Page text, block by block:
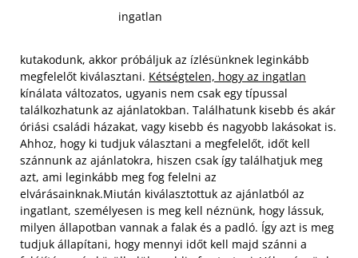
ingatlan
kutakodunk, akkor próbáljuk az ízlésünknek leginkább
megfelelőt kiválasztani. Kétségtelen, hogy az ingatlan
kínálata változatos, ugyanis nem csak egy típussal
találkozhatunk az ajánlatokban. Találhatunk kisebb és akár
óriási családi házakat, vagy kisebb és nagyobb lakásokat is.
Ahhoz, hogy ki tudjuk választani a megfelelőt, időt kell
szánnunk az ajánlatokra, hiszen csak így találhatjuk meg
azt, ami leginkább meg fog felelni az
elvárásainknak.Miután kiválasztottuk az ajánlatból az
ingatlant, személyesen is meg kell néznünk, hogy lássuk,
milyen állapotban vannak a falak és a padló. Így azt is meg
tudjuk állapítani, hogy mennyi időt kell majd szánni a